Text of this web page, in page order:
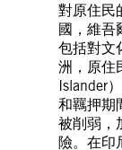
對原住民
國，維吾
包括對文
洲，原住
Islander
和羈押期
被削弱，
險。在印